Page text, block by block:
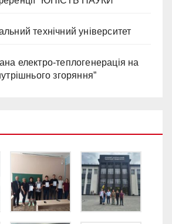
технічний університет
електро-теплогенерація на
згоряння”